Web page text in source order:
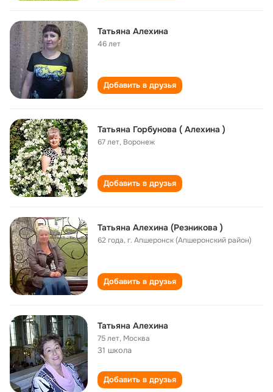
Татьяна Алехина
46 лет
Добавить в друзья
Татьяна Горбунова ( Алехина )
67 лет, Воронеж
Добавить в друзья
Татьяна Алехина (Резникова )
62 года,г. Апшеронск (Апшеронский район)
Добавить в друзья
Татьяна Алехина
75 лет, Москва
31 школа
Добавить в друзья